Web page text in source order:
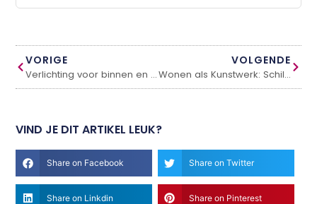
VORIGE
Verlichting voor binnen en buiten: maak een lichtplan
VOLGENDE
Wonen als Kunstwerk: Schilderen met Natuurlijke Elementen in Huis
VIND JE DIT ARTIKEL LEUK?
Share on Facebook Share on Twitter
Share on Linkdin Share on Pinterest